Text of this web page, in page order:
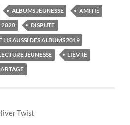
ALBUMS JEUNESSE
AMITIÉ
2020
DISPUTE
LIS AUSSI DES ALBUMS 2019
JEUNESSE
LIÈVRE
Twist